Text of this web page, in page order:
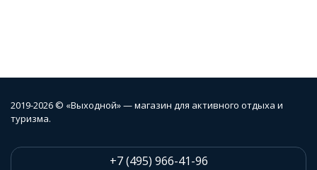
2019-2026 © «Выходной» — магазин для активного отдыха и
туризма.
+7 (495) 966-41-96